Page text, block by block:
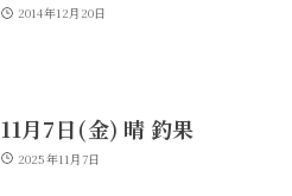
2014年12月20日
11月7日(金) 晴 釣果
2025年11月7日